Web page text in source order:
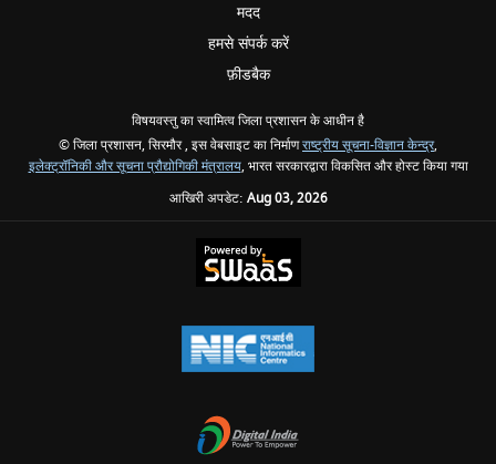
मदद
हमसे संपर्क करें
फ़ीडबैक
विषयवस्तु का स्वामित्व जिला प्रशासन के आधीन है
© जिला प्रशासन, सिरमौर , इस वेबसाइट का निर्माणराष्ट्रीय सूचना-विज्ञान केन्द्र,
इलेक्‍ट्रॉनिकी और सूचना प्रौद्योगिकी मंत्रालय, भारत सरकारद्वारा विकसित और होस्ट किया गया
आखिरी अपडेट: Aug 03, 2026